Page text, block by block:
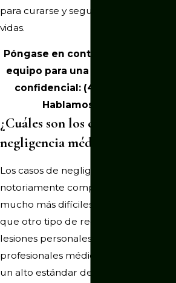
para curarse y seguir adelante con sus
vidas.
Póngase en contacto con nuestro
equipo para una consulta gratis y
confidencial: (402) 858-0996
Hablamos español.
¿Cuáles son los criterios para la
negligencia médica?
Los casos de negligencia médica son
notoriamente complejos y, a menudo,
mucho más difíciles de demostrar
que otro tipo de reclamaciones por
lesiones personales. Aunque los
profesionales médicos están sujetos a
un alto estándar de atención,